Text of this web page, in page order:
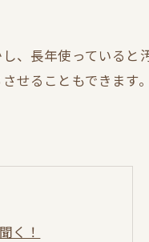
、長年使っている
せることもできます
く！